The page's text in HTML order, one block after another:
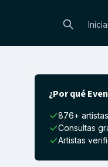
¿Por qué
876+
Consultas
Artistas